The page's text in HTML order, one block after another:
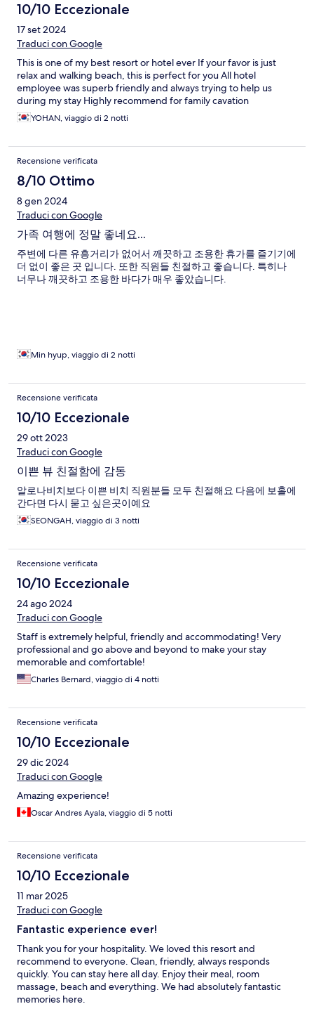
10/10 Eccezionale
17 set 2024
Traduci con Google
This is one of my best resort or hotel ever If your favor is just
relax and walking beach, this is perfect for you All hotel
employee was superb friendly and always trying to help us
during my stay Highly recommend for family cavation
YOHAN, viaggio di 2 notti
Recensione verificata
8/10 Ottimo
8 gen 2024
Traduci con Google
가족 여행에 정말 좋네요...
주변에 다른 유흥거리가 없어서 깨끗하고 조용한 휴가를 즐기기에
더 없이 좋은 곳 입니다. 또한 직원들 친절하고 좋습니다. 특히나
너무나 깨끗하고 조용한 바다가 매우 좋았습니다.
Min hyup, viaggio di 2 notti
Recensione verificata
10/10 Eccezionale
29 ott 2023
Traduci con Google
이쁜 뷰 친절함에 감동
알로나비치보다 이쁜 비치 직원분들 모두 친절해요 다음에 보홀에
간다면 다시 묻고 싶은곳이예요
SEONGAH, viaggio di 3 notti
Recensione verificata
10/10 Eccezionale
24 ago 2024
Traduci con Google
Staff is extremely helpful, friendly and accommodating! Very
professional and go above and beyond to make your stay
memorable and comfortable!
Charles Bernard, viaggio di 4 notti
Recensione verificata
10/10 Eccezionale
29 dic 2024
Traduci con Google
Amazing experience!
Oscar Andres Ayala, viaggio di 5 notti
Recensione verificata
10/10 Eccezionale
11 mar 2025
Traduci con Google
Fantastic experience ever!
Thank you for your hospitality. We loved this resort and
recommend to everyone. Clean, friendly, always responds
quickly. You can stay here all day. Enjoy their meal, room
massage, beach and everything. We had absolutely fantastic
memories here.